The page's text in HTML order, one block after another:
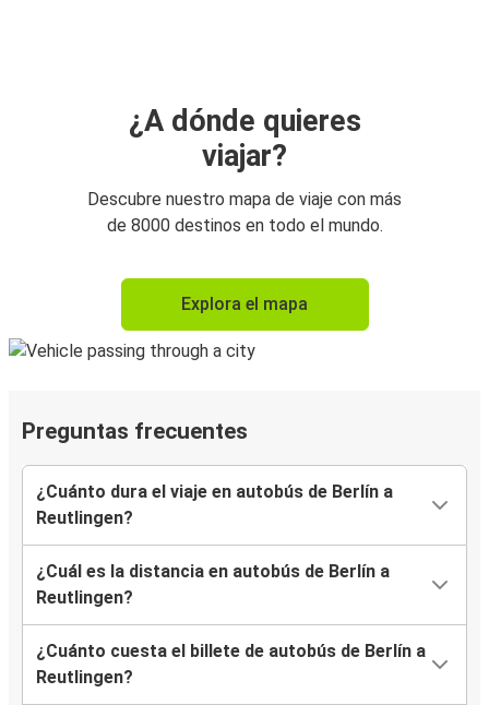
¿A dónde quieres
viajar?
Descubre nuestro mapa de viaje con más
de 8000 destinos en todo el mundo.
Explora el mapa
Preguntas frecuentes
¿Cuánto dura el viaje en autobús de Berlín a
Reutlingen?
¿Cuál es la distancia en autobús de Berlín a
Reutlingen?
¿Cuánto cuesta el billete de autobús de Berlín a
Reutlingen?